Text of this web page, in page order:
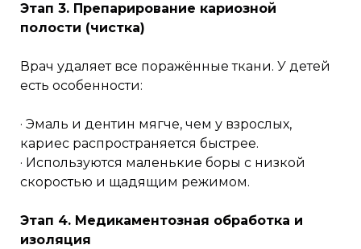
Этап 3. Препарирование кариозной
полости (чистка)
Врач удаляет все поражённые ткани. У детей
есть особенности:
· Эмаль и дентин мягче, чем у взрослых,
кариес распространяется быстрее.
· Используются маленькие боры с низкой
скоростью и щадящим режимом.
Этап 4. Медикаментозная обработка и
изоляция